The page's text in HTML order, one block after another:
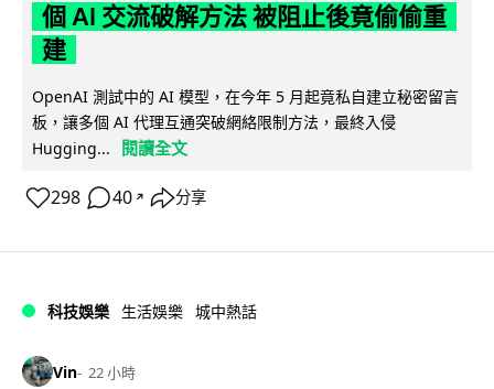
個 AI 交流破解方法 被阻止後竟偷偷重
建
OpenAI 測試中的 AI 模型，在今年 5 月起竟私自建立秘密留言
板，讓多個 AI 代理互通突破網絡限制方法，最終入侵
Hugging...
閱讀全文
298 40 ↗ 分享
科技娛樂 生活娛樂 城中熱話
Vin 22 小時